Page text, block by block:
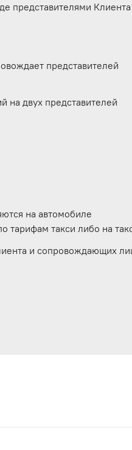
представителями Клиента
представителей
на двух представителей
на автомобиле
тарифам такси либо на
и сопровождающих